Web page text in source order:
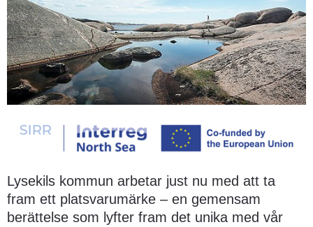
Lysekils kommun arbetar just nu med att ta
fram ett platsvarumärke – en gemensam
berättelse som lyfter fram det unika med vår